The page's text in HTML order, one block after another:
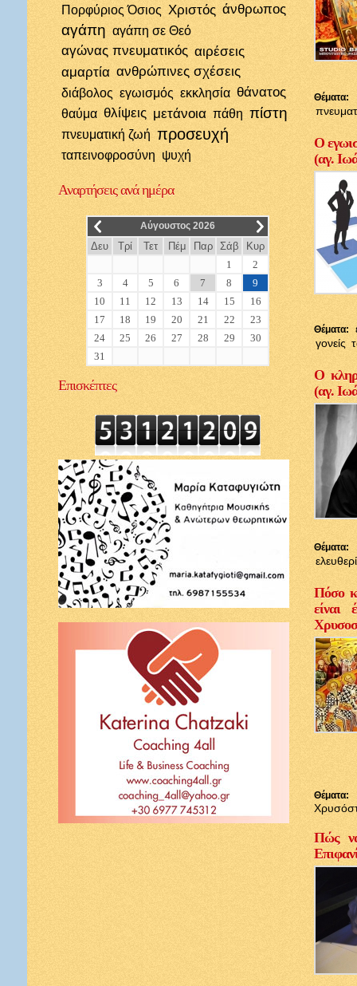
Πορφύριος Όσιος Χριστός άνθρωπος
αγάπη αγάπη σε Θεό
αγώνας πνευματικός αιρέσεις
αμαρτία ανθρώπινες σχέσεις
διάβολος εγωισμός εκκλησία θάνατος
θαύμα θλίψεις μετάνοια πάθη πίστη
πνευματική ζωή προσευχή
ταπεινοφροσύνη ψυχή
Αναρτήσειςανά ημέρα
__ Αύγουστος 2026 __
Δευ Τρί Τετ Πέμ Παρ Σάβ
Κυρ
1
2
3
4 5 6 7 8
9
10
11 12 13 14 15
16
17
18 19 20 21 22
23
24
25 26 27 28 29
30
31
Επισκέπτες
Θέματα:
Ο
(αγ.
Θέματα:
γονείς
Ο
(αγ.
Θέματα:
Πόσο
είναι
Θέματα:
Πώς να